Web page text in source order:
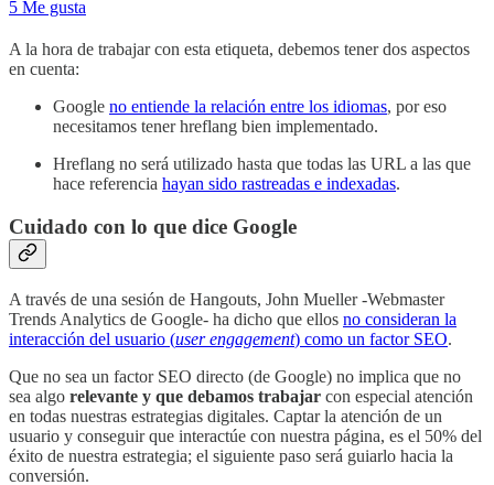
5 Me gusta
A la hora de trabajar con esta etiqueta, debemos tener dos aspectos
en cuenta:
Google no entiende la relación entre los idiomas, por eso
necesitamos tener hreflang bien implementado.
Hreflang no será utilizado hasta que todas las URL a las que
hace referencia hayan sido rastreadas e indexadas.
Cuidado con lo que dice Google
A través de una sesión de Hangouts, John Mueller -Webmaster
Trends Analytics de Google- ha dicho que ellos no consideran la
interacción del usuario (user engagement) como un factor SEO.
Que no sea un factor SEO directo (de Google) no implica que no
sea algo relevante y que debamos trabajar con especial atención
en todas nuestras estrategias digitales. Captar la atención de un
usuario y conseguir que interactúe con nuestra página, es el 50% del
éxito de nuestra estrategia; el siguiente paso será guiarlo hacia la
conversión.